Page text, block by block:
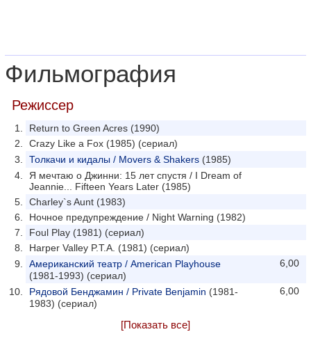
Фильмография
Режиссер
Return to Green Acres (1990)
Crazy Like a Fox (1985) (сериал)
Толкачи и кидалы / Movers & Shakers (1985)
Я мечтаю о Джинни: 15 лет спустя / I Dream of
Jeannie... Fifteen Years Later (1985)
Charley`s Aunt (1983)
Ночное предупреждение / Night Warning (1982)
Foul Play (1981) (сериал)
Harper Valley P.T.A. (1981) (сериал)
6,00
Американский театр / American Playhouse
(1981-1993) (сериал)
6,00
Рядовой Бенджамин / Private Benjamin (1981-
1983) (сериал)
[Показать все]